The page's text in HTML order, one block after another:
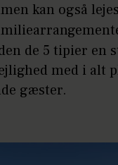
kan også
de 5 tipier en
med i alt
gæster.